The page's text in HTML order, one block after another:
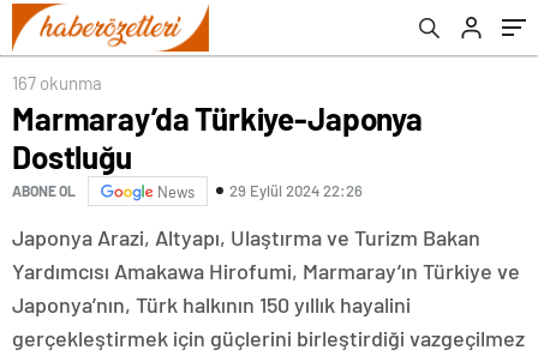
167 okunma
Marmaray’da Türkiye-Japonya
Dostluğu
ABONE OL News 29 Eylül 2024 22:26
Japonya Arazi, Altyapı, Ulaştırma ve Turizm Bakan
Yardımcısı Amakawa Hirofumi, Marmaray’ın Türkiye ve
Japonya’nın, Türk halkının 150 yıllık hayalini
gerçekleştirmek için güçlerini birleştirdiği vazgeçilmez